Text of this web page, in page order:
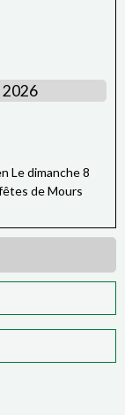
2026
Le dimanche 8
de Mours